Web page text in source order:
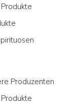
Produzenten